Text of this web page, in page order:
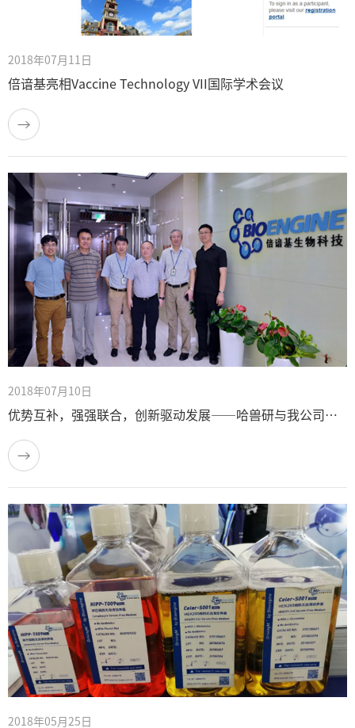
2018年07月11日
倍谙基亮相Vaccine Technology VII国际学术会议
2018年07月10日
优势互补，强强联合，创新驱动发展——哈兽研与我公司签订战略合作协议
2018年05月25日